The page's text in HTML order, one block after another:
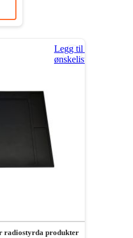
Legg til i
ønskeliste
radiostyrda produkter